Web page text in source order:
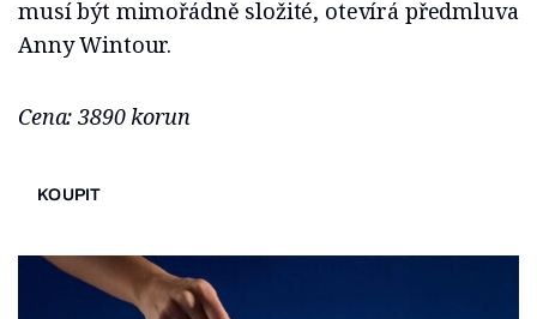
musí být mimořádně složité, otevírá předmluva
Anny Wintour.
Cena: 3890 korun
KOUPIT